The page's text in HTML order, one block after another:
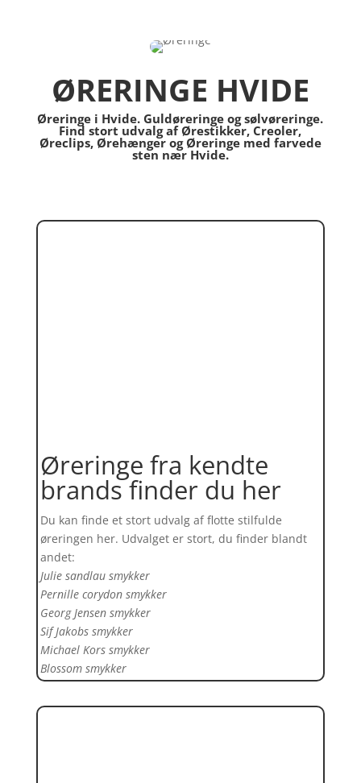
ØRERINGE HVIDE
Øreringe i Hvide. Guldøreringe og sølvøreringe.
Find stort udvalg af Ørestikker, Creoler,
Øreclips, Ørehænger og Øreringe med farvede
sten nær Hvide.
Øreringe fra kendte
brands finder du her
Du kan finde et stort udvalg af flotte stilfulde
øreringen her. Udvalget er stort, du finder blandt
andet:
Julie sandlau smykker
Pernille corydon smykker
Georg Jensen smykker
Sif Jakobs smykker
Michael Kors smykker
Blossom smykker